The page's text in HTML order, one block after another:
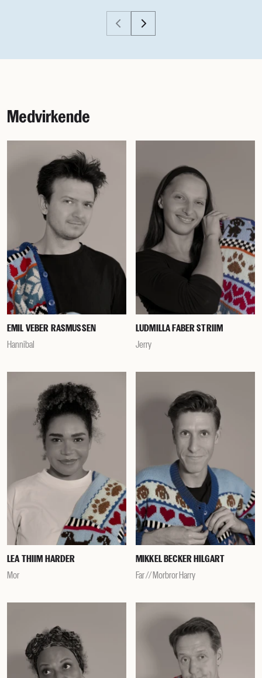
Medvirkende
EMIL VEBER RASMUSSEN
Hannibal
LUDMILLA FABER STRIIM
Jerry
LEA THIIM HARDER
Mor
MIKKEL BECKER HILGART
Far // Morbror Harry